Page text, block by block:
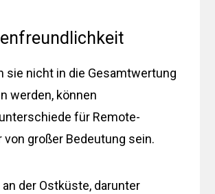
sie nicht in die Gesamtwertung
werden, können
für Remote-
von großer Bedeutung sein.
der Ostküste, darunter